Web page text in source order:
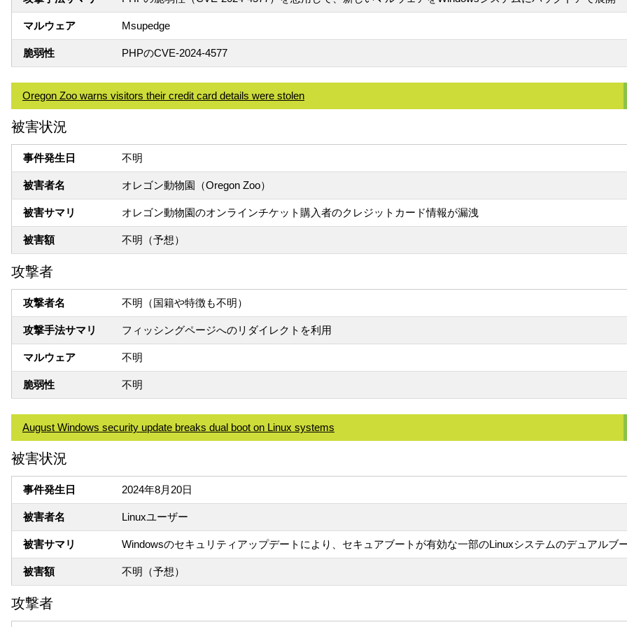
マルウェア Msupedge
脆弱性 PHPのCVE-2024-4577
Oregon Zoo warns visitors their credit card details were stolen
被害状況
事件発生日 不明
被害者名 オレゴン動物園（Oregon Zoo）
被害サマリ オレゴン動物園のオンラインチケット購入者のクレジットカード情報が漏洩
被害額 不明（予想）
攻撃者
攻撃者名 不明（国籍や特徴も不明）
攻撃手法サマリ フィッシングページへのリダイレクトを利用
マルウェア 不明
脆弱性 不明
August Windows security update breaks dual boot on Linux systems
被害状況
事件発生日 2024年8月20日
被害者名 Linuxユーザー
被害サマリ Windowsのセキュリティアップデートにより、セキュアブートが有効な一部のLinuxシステムのデュアルブ
被害額 不明（予想）
攻撃者